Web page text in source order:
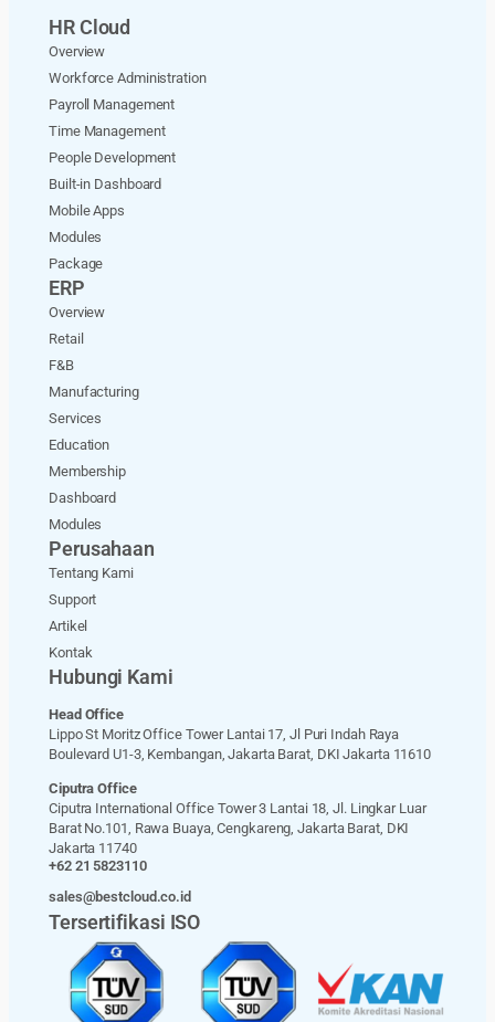
HR Cloud
Overview
Workforce Administration
Payroll Management
Time Management
People Development
Built-in Dashboard
Mobile Apps
Modules
Package
ERP
Overview
Retail
F&B
Manufacturing
Services
Education
Membership
Dashboard
Modules
Perusahaan
Tentang Kami
Support
Artikel
Kontak
Hubungi Kami
Head Office
Lippo St Moritz Office Tower Lantai 17, Jl Puri Indah Raya
Boulevard U1-3, Kembangan, Jakarta Barat, DKI Jakarta 11610
Ciputra Office
Ciputra International Office Tower 3 Lantai 18, Jl. Lingkar Luar
Barat No.101, Rawa Buaya, Cengkareng, Jakarta Barat, DKI
Jakarta 11740
+62 21 5823110
sales@bestcloud.co.id
Tersertifikasi ISO